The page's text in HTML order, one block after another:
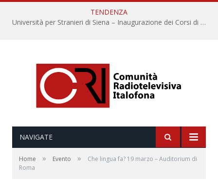
TENDENZA
Università per Stranieri di Siena – Inaugurazione dei Corsi di Lingua e Cultura Italiana, 109a annata
NAVIGATE
Home » Evento »
Che lingua fa? 19 marzo – Auditorium di
Roma